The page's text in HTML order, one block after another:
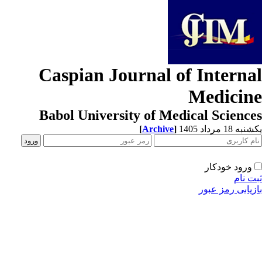
Caspian Journal of
Babol University of Medical
18 مرداد 1405 [Archive]
ورود خودکار
نام
رمز عبور